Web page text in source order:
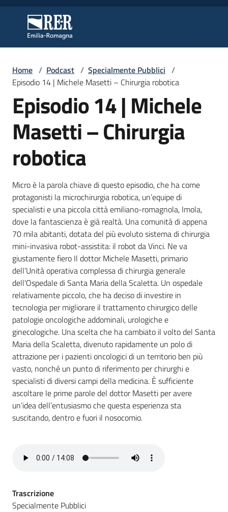
Regione Emilia-Romagna
Regione Emilia-Romagna
Regione
Novità
Servizi
Leggi
Atti
Bandi
Argomenti
Campagne
di
comunicazione
Seguici
su
Home / Podcast / Specialmente Pubblici /
Episodio 14 | Michele Masetti – Chirurgia robotica
Episodio 14 | Michele
Masetti – Chirurgia
robotica
Micro è la parola chiave di questo episodio, che ha come
protagonisti la microchirurgia robotica, un’equipe di
specialisti e una piccola città emiliano-romagnola, Imola,
dove la fantascienza è già realtà. Una comunità di appena
70 mila abitanti, dotata del più evoluto sistema di chirurgia
mini-invasiva robot-assistita: il robot da Vinci. Ne va
giustamente fiero Il dottor Michele Masetti, primario
dell’Unità operativa complessa di chirurgia generale
dell'Ospedale di Santa Maria della Scaletta. Un ospedale
relativamente piccolo, che ha deciso di investire in
tecnologia per migliorare il trattamento chirurgico delle
patologie oncologiche addominali, urologiche e
ginecologiche. Una scelta che ha cambiato il volto del Santa
Maria della Scaletta, divenuto rapidamente un polo di
attrazione per i pazienti oncologici di un territorio ben più
vasto, nonché un punto di riferimento per chirurghi e
specialisti di diversi campi della medicina. È sufficiente
ascoltare le prime parole del dottor Masetti per avere
un’idea dell’entusiasmo che questa esperienza sta
suscitando, dentro e fuori il nosocomio.
Trascrizione
Specialmente Pubblici